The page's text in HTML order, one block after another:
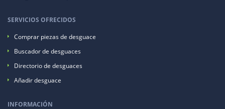
SERVICIOS OFRECIDOS
Comprar piezas de desguace
Buscador de desguaces
Directorio de desguaces
Añadir desguace
INFORMACIÓN